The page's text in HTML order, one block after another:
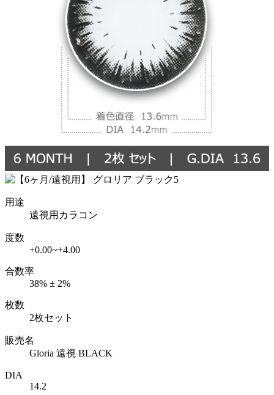
用途
遠視用カラコン
度数
+0.00~+4.00
合数率
38% ± 2%
枚数
2枚セット
販売名
Gloria 遠視 BLACK
DIA
14.2